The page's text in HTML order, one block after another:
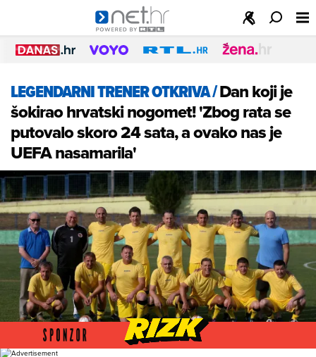
LEGENDARNI TRENER OTKRIVA/Dan koji je
šokirao hrvatski nogomet! 'Zbog rata se
putovalo skoro 24 sata, a ovako nas je
UEFA nasamarila'
Foto: Igor Kralj/pixsell